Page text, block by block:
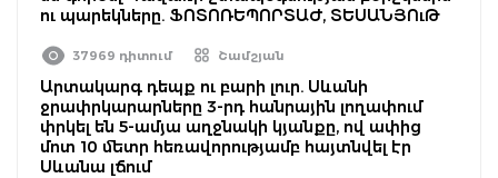
ու պարեկները. ՖՈՏՈՌԵՊՈՐՏԱԺ, ՏԵՍԱՆՅՈւԹ
37969 դիտում Շամշյան
Արտակարգ դեպք ու բարի լուր. Սևանի
ջրափրկարարները 3-րդ հանրային լողափում
փրկել են 5-ամյա աղջնակի կյանքը, ով ափից
մոտ 10 մետր հեռավորությամբ հայտնվել էր
Սևանա լճում